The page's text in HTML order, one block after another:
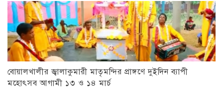
বোয়ালখালীর জ্বালাকুমারী মাতৃমন্দির প্রাঙ্গণে দুইদিন ব্যাপী
মহোৎসব আগামী ১৩ ও ১৪ মার্চ